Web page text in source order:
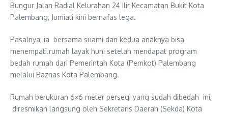
Bungur Jalan Radial Kelurahan 24 Ilir Kecamatan Bukit Kota
Palembang, Jumiati kini bernafas lega.
Pasalnya, ia bersama suami dan kedua anaknya bisa
menempati.rumah layak huni setelah mendapat program
bedah rumah dari Pemerintah Kota (Pemkot) Palembang
melalui Baznas Kota Palembang.
Rumah berukuran 6×6 meter persegi yang sudah dibedah ini,
diresmikan langsung oleh Sekretaris Daerah (Sekda) Kota